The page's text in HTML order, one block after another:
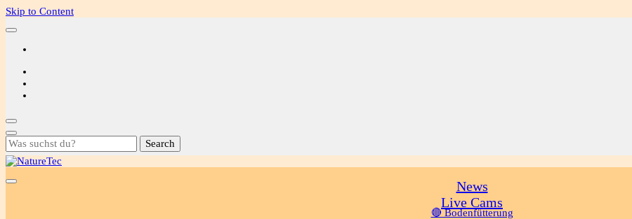
Skip to Content
Looking
for
Something?
News
Live Cams
🔴 Bodenfütterung